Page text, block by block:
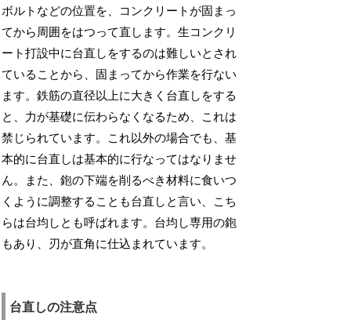
ボルトなどの位置を、コンクリートが固まっ
てから周囲をはつって直します。生コンクリ
ート打設中に台直しをするのは難しいとされ
ていることから、固まってから作業を行ない
ます。鉄筋の直径以上に大きく台直しをする
と、力が基礎に伝わらなくなるため、これは
禁じられています。これ以外の場合でも、基
本的に台直しは基本的に行なってはなりませ
ん。また、鉋の下端を削るべき材料に食いつ
くように調整することも台直しと言い、こち
らは台均しとも呼ばれます。台均し専用の鉋
もあり、刃が直角に仕込まれています。
台直しの注意点